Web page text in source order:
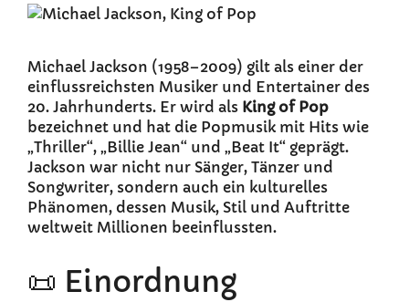
Michael Jackson (1958–2009) gilt als einer der
einflussreichsten Musiker und Entertainer des
20. Jahrhunderts. Er wird als King of Pop
bezeichnet und hat die Popmusik mit Hits wie
„Thriller“, „Billie Jean“ und „Beat It“ geprägt.
Jackson war nicht nur Sänger, Tänzer und
Songwriter, sondern auch ein kulturelles
Phänomen, dessen Musik, Stil und Auftritte
weltweit Millionen beeinflussten.
📜 Einordnung